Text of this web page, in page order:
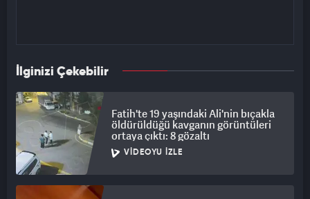
İlginizi Çekebilir
Fatih'te 19 yaşındaki Ali'nin bıçakla
öldürüldüğü kavganın görüntüleri
ortaya çıktı: 8 gözaltı
VIDEOYU İZLE